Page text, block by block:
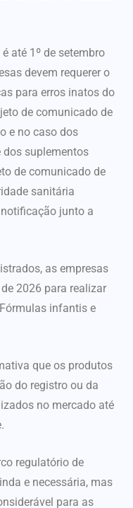
até 1º de setembro
devem requerer o
para erros inatos do
de comunicado de
e no caso dos
dos suplementos
de comunicado de
sanitária
junto a
as empresas
2026 para realizar
infantis e
que os produtos
do registro ou da
no mercado até
regulatório de
e necessária, mas
para as